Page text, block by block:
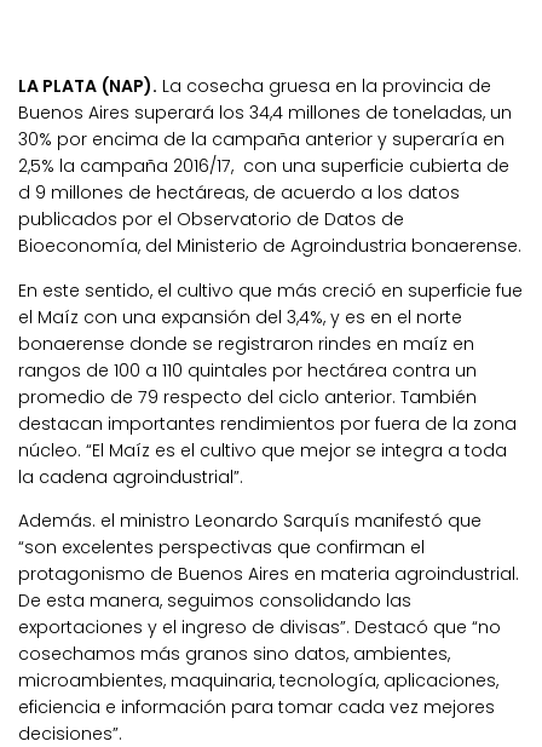
LA PLATA (NAP). La cosecha gruesa en la provincia de
Buenos Aires superará los 34,4 millones de toneladas, un
30% por encima de la campaña anterior y superaría en
2,5% la campaña 2016/17, con una superficie cubierta de
d 9 millones de hectáreas, de acuerdo a los datos
publicados por el Observatorio de Datos de
Bioeconomía, del Ministerio de Agroindustria bonaerense.
En este sentido, el cultivo que más creció en superficie fue
el Maíz con una expansión del 3,4%, y es en el norte
bonaerense donde se registraron rindes en maíz en
rangos de 100 a 110 quintales por hectárea contra un
promedio de 79 respecto del ciclo anterior. También
destacan importantes rendimientos por fuera de la zona
núcleo. “El Maíz es el cultivo que mejor se integra a toda
la cadena agroindustrial”.
Además. el ministro Leonardo Sarquís manifestó que
“son excelentes perspectivas que confirman el
protagonismo de Buenos Aires en materia agroindustrial.
De esta manera, seguimos consolidando las
exportaciones y el ingreso de divisas”. Destacó que “no
cosechamos más granos sino datos, ambientes,
microambientes, maquinaria, tecnología, aplicaciones,
eficiencia e información para tomar cada vez mejores
decisiones”.